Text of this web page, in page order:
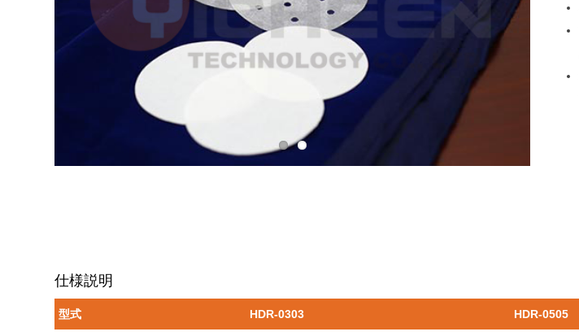
仕様説明
型式 HDR-0303 HDR-0505